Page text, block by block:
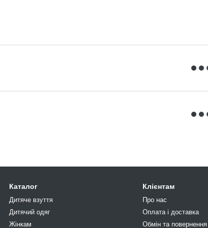
Каталог
Дитяче взуття
Дитячий одяг
Жінкам
Клієнтам
Про нас
Оплата і доставка
Обмін та повернення